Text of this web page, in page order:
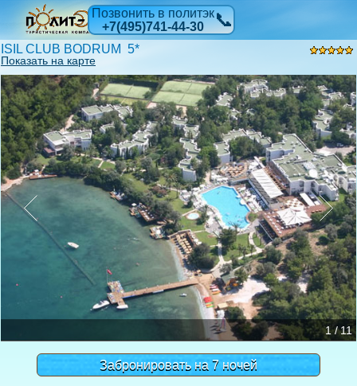
Позвонить в политэк
+7(495)741-44-30
📞
ISIL CLUB BODRUM 5*
Показать на карте
1 / 11
Забронировать на 7 ночей